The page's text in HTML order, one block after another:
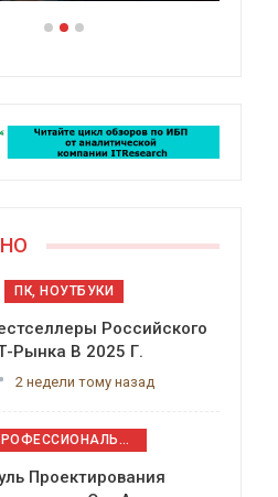
ПК, НОУТБУКИ
Российского
Рынка В 2025 Г.
2 недели тому назад
ПРОФЕССИОНАЛЬНОЕ ПРИКЛАДНОЕ ПО
Проектирования